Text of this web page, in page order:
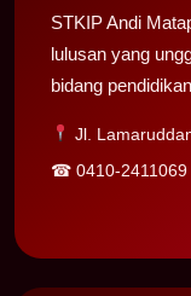
STKIP Andi
lulusan yang
bidang
Jl.
☎ 0410-2411069